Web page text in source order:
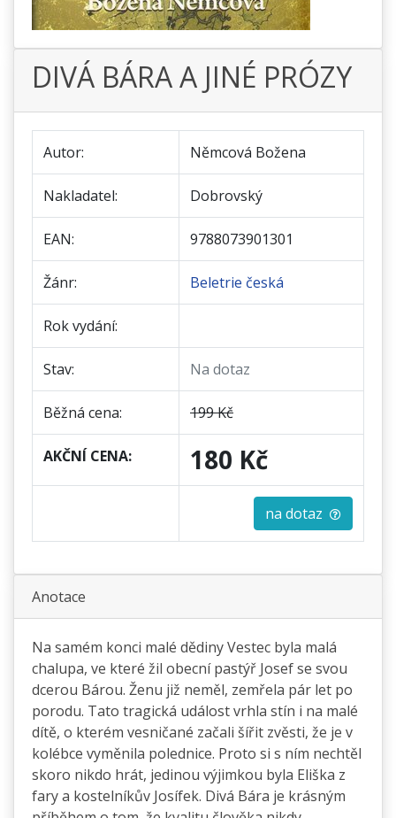
DIVÁ BÁRA A JINÉ PRÓZY
Autor: Němcová Božena
Nakladatel: Dobrovský
EAN: 9788073901301
Žánr: Beletrie česká
Rok vydání:
Stav: Na dotaz
Běžná cena: 199 Kč
AKČNÍ CENA: 180 Kč
na dotaz
Anotace
Na samém konci malé dědiny Vestec byla malá
chalupa, ve které žil obecní pastýř Josef se svou
dcerou Bárou. Ženu již neměl, zemřela pár let po
porodu. Tato tragická událost vrhla stín i na malé
dítě, o kterém vesničané začali šířit zvěsti, že je v
kolébce vyměnila polednice. Proto si s ním nechtěl
skoro nikdo hrát, jedinou výjimkou byla Eliška z
fary a kostelníkův Josífek. Divá Bára je krásným